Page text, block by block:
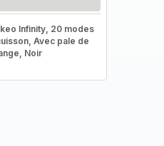
Infinity, 20 modes
Avec pale de
Noir